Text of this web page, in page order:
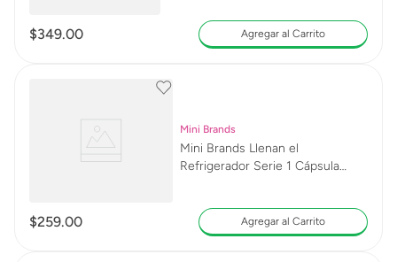
$349.00 Agregar al Carrito
Mini Brands
Mini Brands Llenan el
Refrigerador Serie 1 Cápsula
$259.00 Agregar al Carrito